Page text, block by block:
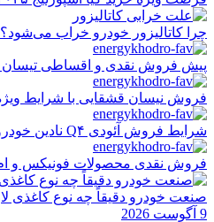
چرا کاتالیزور خودرو خراب می‌شود؟ ۵ علت اصلی که هزینه‌های سنگین ایجاد می‌کند
پیش فروش نقدی و اقساطی تیسان S۰۵ با تحویل آبان – مرداد ۱۴۰۵
فروش نیسان قشقایی با شرایط ویژه
شرایط فروش آئودی Q۴ نادین خودرو اعلام شد – مرداد ۱۴۰۵
فروش نقدی محصولات فونیکس و ام وی ام با
صنعت خودرو دقیقاً چه نوع کاغذی
9 آگوست 2026